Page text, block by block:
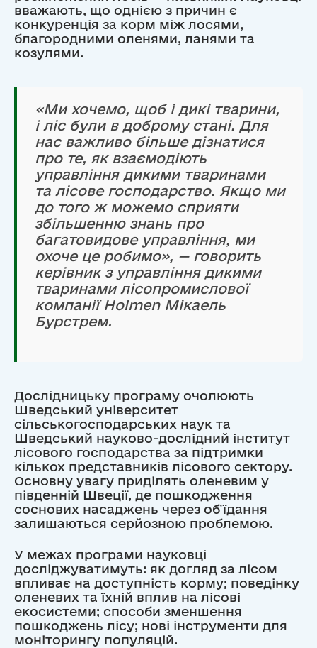
вважають, що однією з причин є
конкуренція за корм між лосями,
благородними оленями, ланями та
козулями.
«Ми хочемо, щоб і дикі тварини,
і ліс були в доброму стані. Для
нас важливо більше дізнатися
про те, як взаємодіють
управління дикими тваринами
та лісове господарство. Якщо ми
до того ж можемо сприяти
збільшенню знань про
багатовидове управління, ми
охоче це робимо», — говорить
керівник з управління дикими
тваринами лісопромислової
компанії Holmen Мікаель
Бурстрем.
Дослідницьку програму очолюють
Шведський університет
сільськогосподарських наук та
Шведський науково-дослідний інститут
лісового господарства за підтримки
кількох представників лісового сектору.
Основну увагу приділять оленевим у
південній Швеції, де пошкодження
соснових насаджень через об’їдання
залишаються серйозною проблемою.
У межах програми науковці
досліджуватимуть: як догляд за лісом
впливає на доступність корму; поведінку
оленевих та їхній вплив на лісові
екосистеми; способи зменшення
пошкоджень лісу; нові інструменти для
моніторингу популяцій.